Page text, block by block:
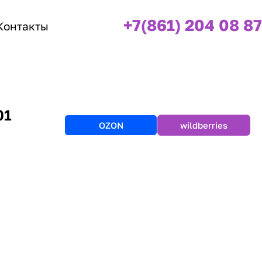
+7(861) 204 08 87
OZON wildberries